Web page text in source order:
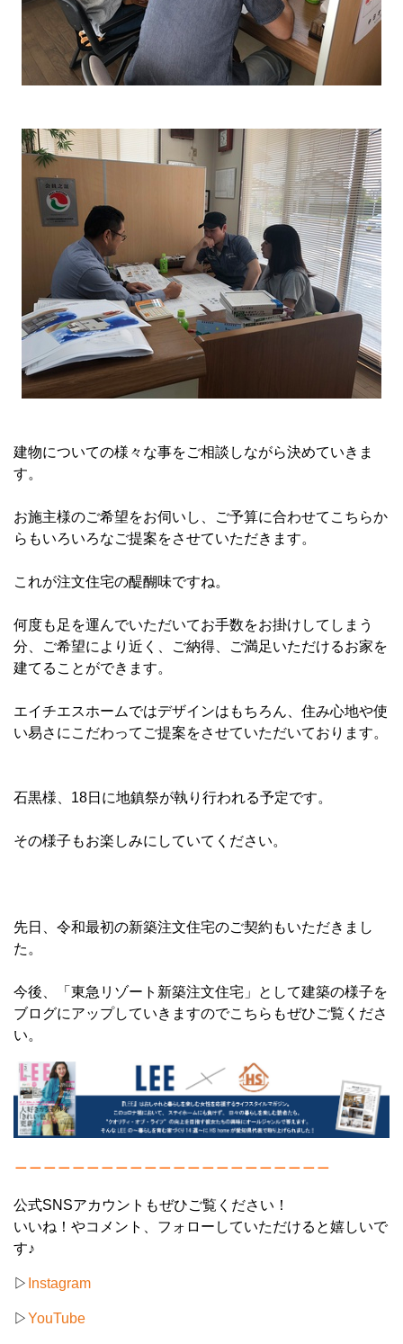
建物についての様々な事をご相談しながら決めていきま
す。
お施主様のご希望をお伺いし、ご予算に合わせてこちらか
らもいろいろなご提案をさせていただきます。
これが注文住宅の醍醐味ですね。
何度も足を運んでいただいてお手数をお掛けしてしまう
分、ご希望により近く、ご納得、ご満足いただけるお家を
建てることができます。
エイチエスホームではデザインはもちろん、住み心地や使
い易さにこだわってご提案をさせていただいております。
石黒様、18日に地鎮祭が執り行われる予定です。
その様子もお楽しみにしていてください。
先日、令和最初の新築注文住宅のご契約もいただきまし
た。
今後、「東急リゾート新築注文住宅」として建築の様子を
ブログにアップしていきますのでこちらもぜひご覧くださ
い。
公式SNSアカウントもぜひご覧ください！
いいね！やコメント、フォローしていただけると嬉しいで
す♪
▷ Instagram
▷YouTube